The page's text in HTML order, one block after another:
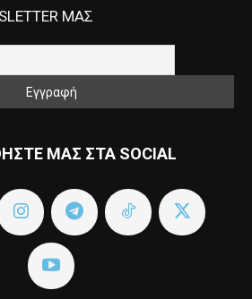
ΜΑΣ
ΜΑΣ ΣΤΑ SOCIAL